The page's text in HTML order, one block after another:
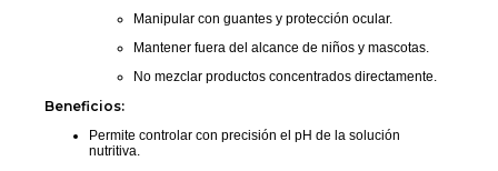
Manipular con guantes y protección ocular.
Mantener fuera del alcance de niños y mascotas.
No mezclar productos concentrados directamente.
Beneficios:
Permite controlar con precisión el pH de la solución
nutritiva.